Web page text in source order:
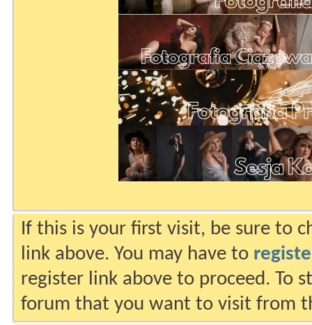
If this is your first visit, be sure to
link above. You may have to
register link above to proceed. To
forum that you want to visit from